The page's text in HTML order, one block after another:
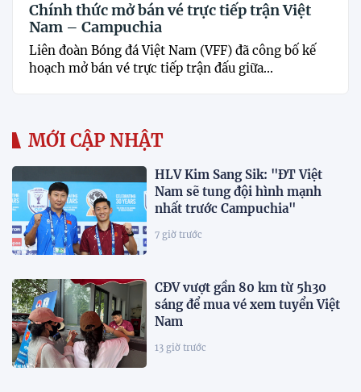
Chính thức mở bán vé trực tiếp trận Việt
Nam – Campuchia
Liên đoàn Bóng đá Việt Nam (VFF) đã công bố kế
hoạch mở bán vé trực tiếp trận đấu giữa...
MỚI CẬP NHẬT
HLV Kim Sang Sik: "ĐT Việt
Nam sẽ tung đội hình mạnh
nhất trước Campuchia"
7 giờ trước
CĐV vượt gần 80 km từ 5h30
sáng để mua vé xem tuyển Việt
Nam
13 giờ trước